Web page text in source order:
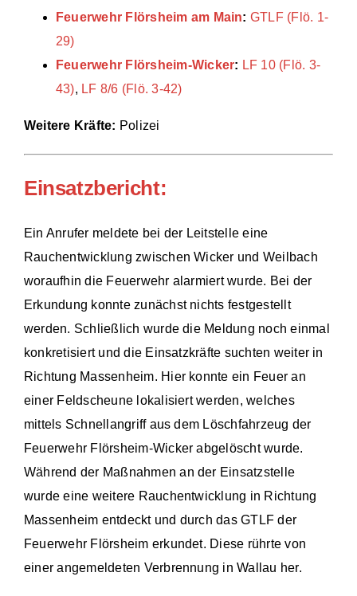
Feuerwehr Flörsheim am Main: GTLF (Flö. 1-
29)
Feuerwehr Flörsheim-Wicker: LF 10 (Flö. 3-
43), LF 8/6 (Flö. 3-42)
Weitere Kräfte: Polizei
Einsatzbericht:
Ein Anrufer meldete bei der Leitstelle eine
Rauchentwicklung zwischen Wicker und Weilbach
woraufhin die Feuerwehr alarmiert wurde. Bei der
Erkundung konnte zunächst nichts festgestellt
werden. Schließlich wurde die Meldung noch einmal
konkretisiert und die Einsatzkräfte suchten weiter in
Richtung Massenheim. Hier konnte ein Feuer an
einer Feldscheune lokalisiert werden, welches
mittels Schnellangriff aus dem Löschfahrzeug der
Feuerwehr Flörsheim-Wicker abgelöscht wurde.
Während der Maßnahmen an der Einsatzstelle
wurde eine weitere Rauchentwicklung in Richtung
Massenheim entdeckt und durch das GTLF der
Feuerwehr Flörsheim erkundet. Diese rührte von
einer angemeldeten Verbrennung in Wallau her.